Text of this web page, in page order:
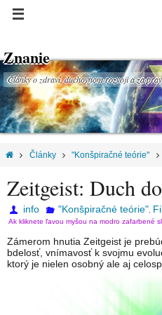
Znanie
Články o zdraví, duchovnom rozvoji a za
Články "Konšpiračné teórie"
Zeitgeist: Duch
info "Konšpiračné teórie",
Ak kliknete ľavou myšou na modro zafarbené
Zámerom hnutia Zeitgeist je
bdelosť, vnímavosť k svojmu
ktorý je nielen osobný ale aj